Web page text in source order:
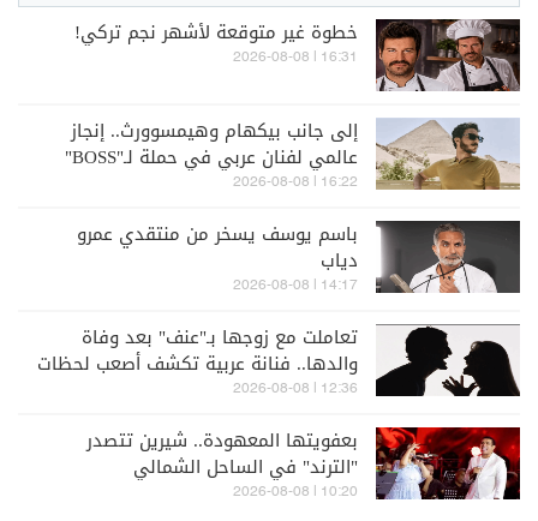
خطوة غير متوقعة لأشهر نجم تركي!
16:31 | 2026-08-08
إلى جانب بيكهام وهيمسوورث.. إنجاز
عالمي لفنان عربي في حملة لـ"BOSS"
(صور)
16:22 | 2026-08-08
باسم يوسف يسخر من منتقدي عمرو
دياب
14:17 | 2026-08-08
تعاملت مع زوجها بـ"عنف" بعد وفاة
والدها.. فنانة عربية تكشف أصعب لحظات
حياتها!
12:36 | 2026-08-08
بعفويتها المعهودة.. شيرين تتصدر
"الترند" في الساحل الشمالي
10:20 | 2026-08-08